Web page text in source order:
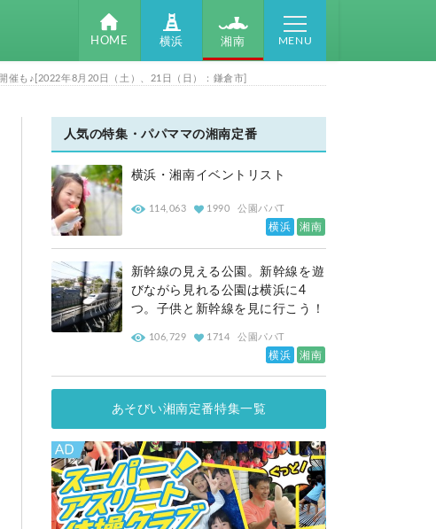
HOME 横浜 湘南 MENU
催も♪[2022年8月20日（土）、21日（日）：鎌倉市]
人気の特集・パパママの湘南定番
横浜・湘南イベントリスト
114,063 1990 公園パパT
横浜 湘南
新幹線の見える公園。新幹線を遊
びながら見れる公園は横浜に4
つ。子供と新幹線を見に行こう！
106,729 1714 公園パパT
横浜 湘南
あそびい湘南定番特集一覧